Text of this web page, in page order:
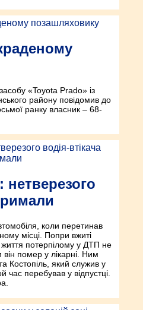
«Toyota Prado» із
району повідомив до
ранку власник – 68-
коли перетинав
місці. Попри вжиті
життя потерпілому у ДТП не
помер у лікарні. Ним
Костопіль, який служив у
час перебував у відпустці.